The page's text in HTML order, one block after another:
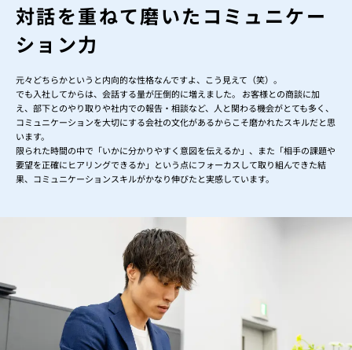
対話を重ねて磨いた コミュニケー
ション力
元々どちらかというと内向的な性格なんですよ、こう見えて（笑）。
でも入社してからは、会話する量が圧倒的に増えました。 お客様との商談に加
え、部下とのやり取りや社内での報告・相談など、人と関わる機会がとても多く、
コミュニケーションを大切にする会社の文化があるからこそ磨かれたスキルだと思
います。
限られた時間の中で「いかに分かりやすく意図を伝えるか」、また「相手の課題や
要望を正確にヒアリングできるか」という点にフォーカスして取り組んできた結
果、コミュニケーションスキルがかなり伸びたと実感しています。